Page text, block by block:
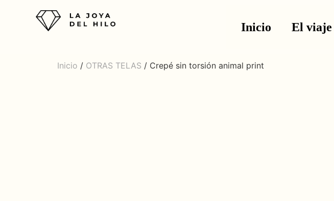
Inicio El viaje
Inicio / OTRAS TELAS / Crepé sin torsión animal print